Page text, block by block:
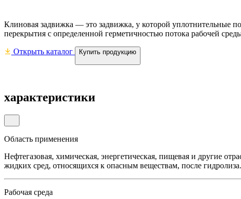
Клиновая задвижка — это задвижка, у которой уплотнительные
перекрытия с определенной герметичностью потока рабочей
Открыть каталог Купить продукцию
характеристики
Область применения
Нефтегазовая, химическая, энергетическая, пищевая и другие
жидких сред, относящихся к опасным веществам, после
Рабочая среда